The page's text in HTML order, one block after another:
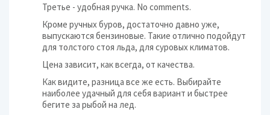
Третье - удобная ручка. No comments.
Кроме ручных буров, достаточно давно уже,
выпускаются бензиновые. Такие отлично подойдут
для толстого стоя льда, для суровых климатов.
Цена зависит, как всегда, от качества.
Как видите, разница все же есть. Выбирайте
наиболее удачный для себя вариант и быстрее
бегите за рыбой на лед.